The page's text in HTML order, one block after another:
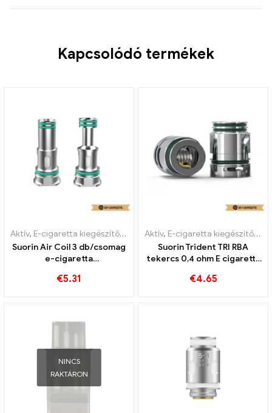
Kapcsolódó termékek
Aktív, E-cigaretta kiegészítők ,
Párologtató
Suorin Air Coil 3 db/csomag
e-cigaretta
€5.31
Aktív, E-cigaretta kiegészítők ,
Suorin Trident TRI RBA
tekercs 0,4 ohm E cigaretta
€4.65
NINCS
RAKTÁRON